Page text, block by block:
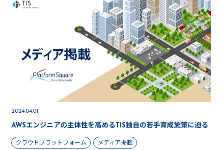
2024.04.01
AWSエンジニアの主体性を高めるTIS独自の若手育成施策に迫る
クラウドプラットフォーム メディア掲載